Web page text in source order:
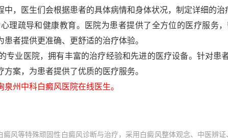
，医生们会根据患者的具体病情和身体状况，制定详细的治
疏导和健康教育。医院为患者提供了全方位的医疗服务，
者提供更准确、更舒适的治疗体验。
业医院，拥有丰富的治疗经验和先进的医疗设备。针对患
案，为患者提供了优质的医疗服务。
州中科白癜风医院在线医生。
风等特殊顽固性白癜风诊断与治疗，采用白癜风整体观念、中医辨证